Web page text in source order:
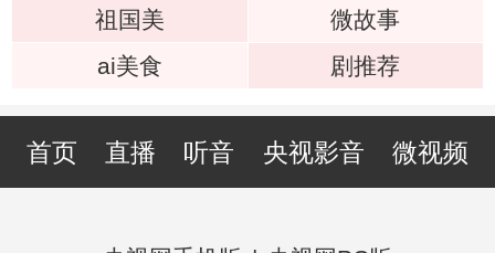
祖国美
微故事
ai美食
剧推荐
首页 直播 听音 央视影音 微视频